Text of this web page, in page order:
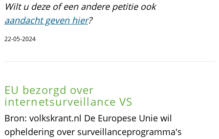
Wilt u deze of een andere petitie ook
aandacht geven hier?
22-05-2024
EU bezorgd over
internetsurveillance VS
Bron: volkskrant.nl De Europese Unie wil
opheldering over surveillanceprogramma's